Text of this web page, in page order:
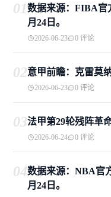
01数据来源：FIBA官
月24日。
2026-06-23 0 评论
02意甲前瞻：克雷莫
2026-06-23 0 评论
03法甲第29轮残阵革
2026-06-24 0 评论
04数据来源：NBA官
月24日。